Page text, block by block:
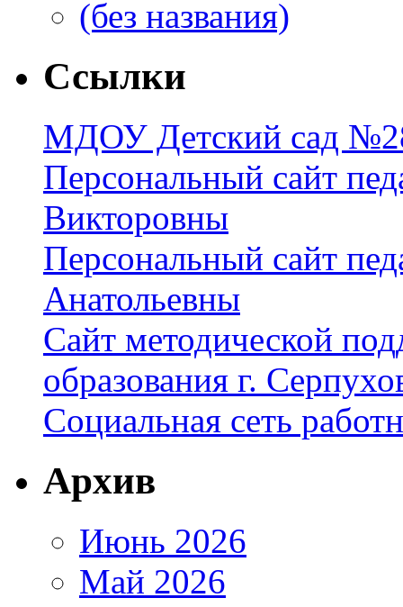
(без названия)
Ссылки
МДОУ Детский сад
Персональный сайт
Викторовны
Персональный сайт
Анатольевны
Сайт методической
образования г.
Социальная сеть
Архив
Июнь 2026
Май 2026